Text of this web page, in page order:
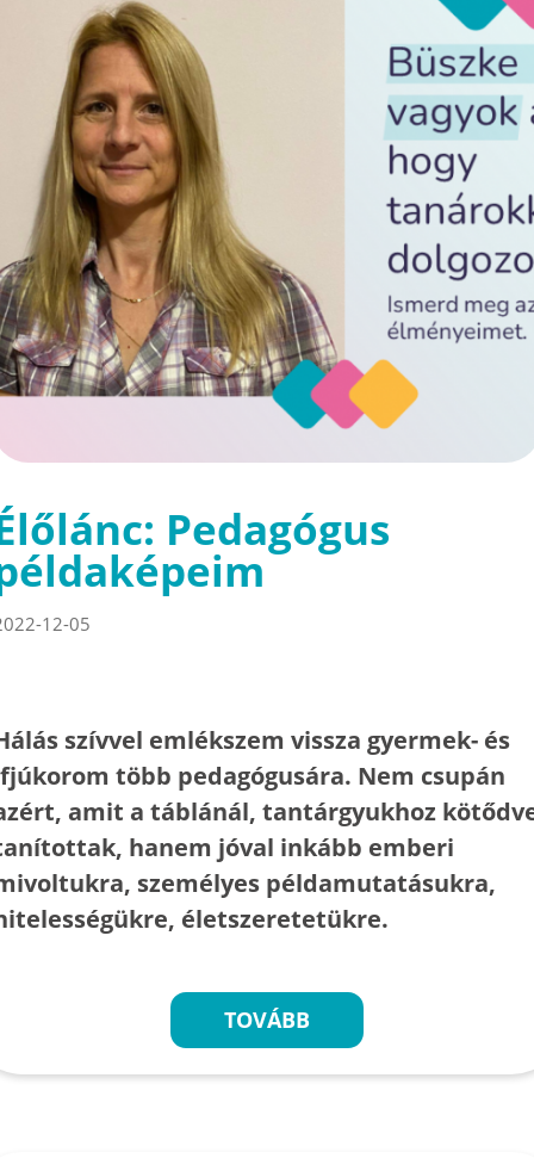
Pedagógus
12-05
szívvel emlékszem vissza gyermek- és
több pedagógusára. Nem csupán
amit a táblánál, tantárgyukhoz
hanem jóval inkább emberi
személyes példamutatásukra,
életszeretetükre.
TOVÁBB